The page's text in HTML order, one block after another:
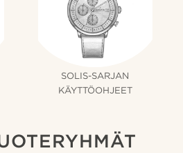
SOLIS-SARJAN
KÄYTTÖOHJEET